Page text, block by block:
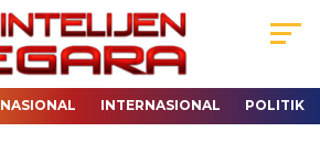
NASIONAL INTERNASIONAL POLITIK